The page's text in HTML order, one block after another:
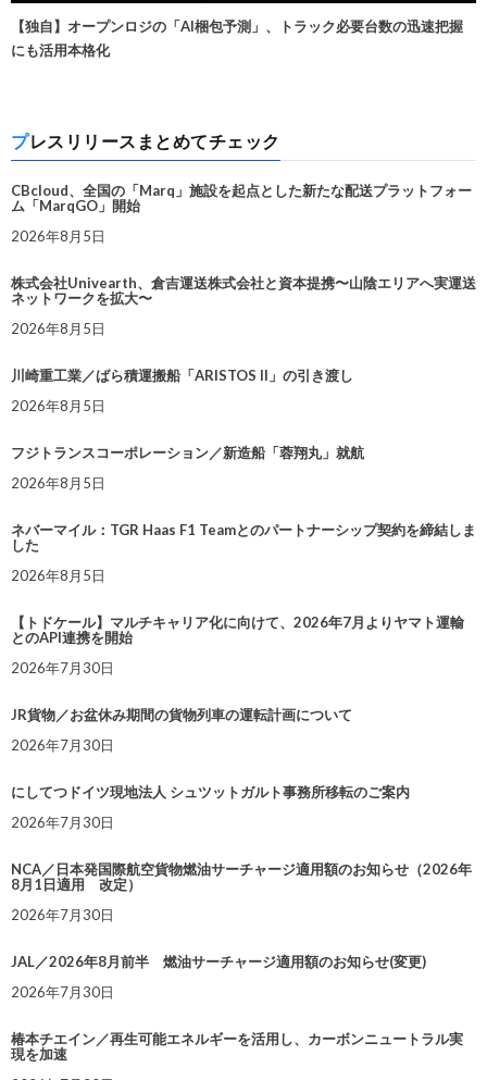
【独自】オープンロジの「AI梱包予測」、トラック必要台数の迅速把握
にも活用本格化
プレスリリースまとめてチェック
CBcloud、全国の「Marq」施設を起点とした新たな配送プラットフォー
ム「MarqGO」開始
2026年8月5日
株式会社Univearth、倉吉運送株式会社と資本提携〜山陰エリアへ実運送
ネットワークを拡大〜
2026年8月5日
川崎重工業／ばら積運搬船「ARISTOS II」の引き渡し
2026年8月5日
フジトランスコーポレーション／新造船「蓉翔丸」就航
2026年8月5日
ネバーマイル：TGR Haas F1 Teamとのパートナーシップ契約を締結しま
した
2026年8月5日
【トドケール】マルチキャリア化に向けて、2026年7月よりヤマト運輸
とのAPI連携を開始
2026年7月30日
JR貨物／お盆休み期間の貨物列車の運転計画について
2026年7月30日
にしてつドイツ現地法人 シュツットガルト事務所移転のご案内
2026年7月30日
NCA／日本発国際航空貨物燃油サーチャージ適用額のお知らせ（2026年
8月1日適用 改定）
2026年7月30日
JAL／2026年8月前半 燃油サーチャージ適用額のお知らせ(変更)
2026年7月30日
椿本チエイン／再生可能エネルギーを活用し、カーボンニュートラル実
現を加速